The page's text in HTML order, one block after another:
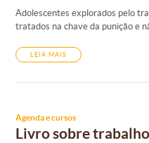
Adolescentes explorados pelo
tratados na chave da punição e
LEIA MAIS
Agenda e cursos
Livro sobre